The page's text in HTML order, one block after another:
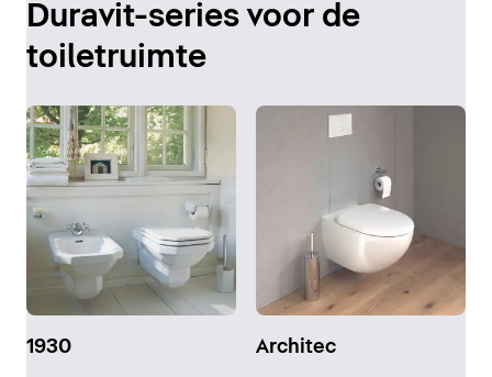
Duravit-series voor de
toiletruimte
1930 Architec